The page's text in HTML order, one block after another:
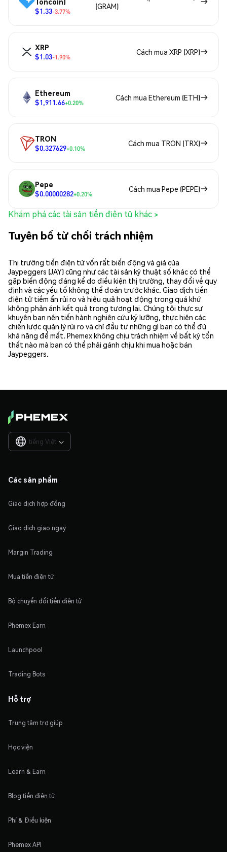
$1.33-3.77%
(GRAM)
XRP
$1.03-1.90%
Cách mua XRP (XRP)
Ethereum
$1,911.66+0.20%
Cách mua Ethereum (ETH)
TRON
$0.327629+0.10%
Cách mua TRON (TRX)
Pepe
$0.00000282+0.20%
Cách mua Pepe (PEPE)
Khám phá các tài sản tiền điện tử khác >
Tuyên bố từ chối trách nhiệm
Thị trường tiền điện tử vốn rất biến động và giá của
Jaypeggers (JAY) cũng như các tài sản kỹ thuật số khác có thể
gặp biến động đáng kể do điều kiện thị trường, thay đổi về quy
định và các yếu tố không thể đoán trước khác. Giao dịch tiền
điện tử tiềm ẩn rủi ro và hiệu quả hoạt động trong quá khứ
không phản ánh kết quả trong tương lai. Chúng tôi thực sự
khuyên bạn nên tiến hành nghiên cứu kỹ lưỡng, thực hiện các
chiến lược quản lý rủi ro và chỉ đầu tư những gì bạn có thể đủ
khả năng để mất. Phemex không chịu trách nhiệm về bất kỳ tổn
thất nào mà bạn có thể phải gánh chịu khi mua hoặc bán
Jaypeggers.
tiếng Việt 
Các sản phẩm
Giao dịch hợp đồng
Giao dịch giao ngay
Margin Trading
Mua tiền điện tử
Bộ chuyển đổi tiền điện tử
Phemex Earn
Launchpool
Trading Bots
Hỗ trợ
Trung tâm trợ giúp
Học viện
Learn & Earn
Blog tiền điện tử
Phí & Điều kiện
Phemex API